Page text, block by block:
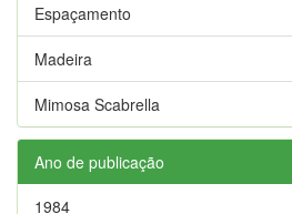
Espaçamento
Madeira
Mimosa Scabrella
Ano de publicação
1984